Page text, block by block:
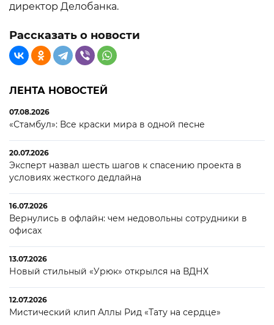
директор Делобанка.
Рассказать о новости
ЛЕНТА НОВОСТЕЙ
07.08.2026
«Стамбул»: Все краски мира в одной песне
20.07.2026
Эксперт назвал шесть шагов к спасению проекта в
условиях жесткого дедлайна
16.07.2026
Вернулись в офлайн: чем недовольны сотрудники в
офисах
13.07.2026
Новый стильный «Урюк» открылся на ВДНХ
12.07.2026
Мистический клип Аллы Рид «Тату на сердце»